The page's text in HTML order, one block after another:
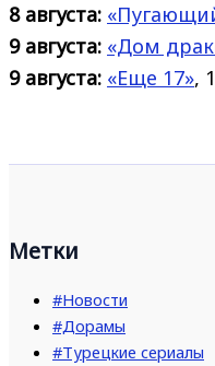
8 августа:
9 августа: «Дом
9 августа: «Еще 17»,
Метки
#Новости
#Дорамы
#Турецкие сериалы